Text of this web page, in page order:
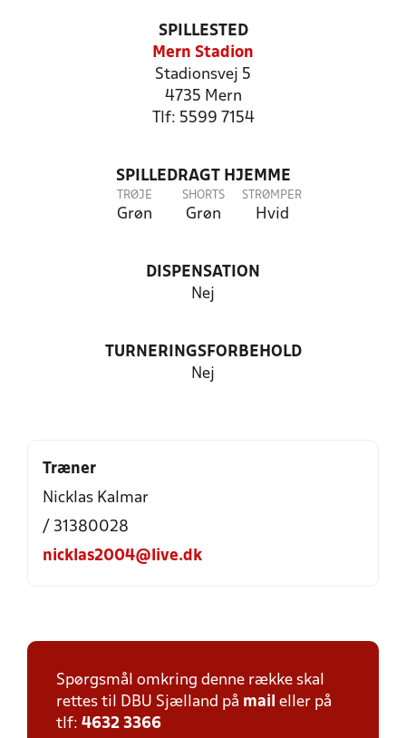
SPILLESTED
Mern Stadion
Stadionsvej 5
4735 Mern
Tlf: 5599 7154
SPILLEDRAGT HJEMME
TRØJE
Grøn
SHORTS
Grøn
STRØMPER
Hvid
DISPENSATION
Nej
TURNERINGSFORBEHOLD
Nej
Træner
Nicklas Kalmar
/ 31380028
nicklas2004@live.dk
Spørgsmål omkring denne række skal
rettes til DBU Sjælland på mail eller på
tlf: 4632 3366